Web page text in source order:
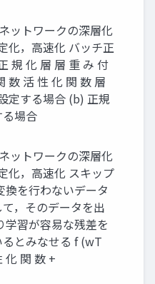
ットワークの深層化
化，高速化 バッチ正
規 化 層 層 重 み 付
数 活 性 化 関 数 層
定する場合 (b) 正規
場合
ットワークの深層化
化，高速化 スキップ
換を行わないデータ
，そのデータを出
学習が容易な残差を
とみなせる f (wT
化 関 数 +